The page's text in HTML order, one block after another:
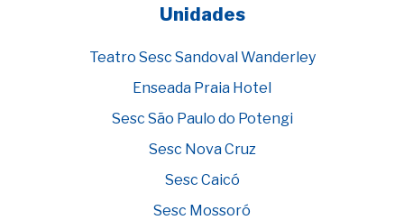
Unidades
Teatro Sesc Sandoval Wanderley
Enseada Praia Hotel
Sesc São Paulo do Potengi
Sesc Nova Cruz
Sesc Caicó
Sesc Mossoró